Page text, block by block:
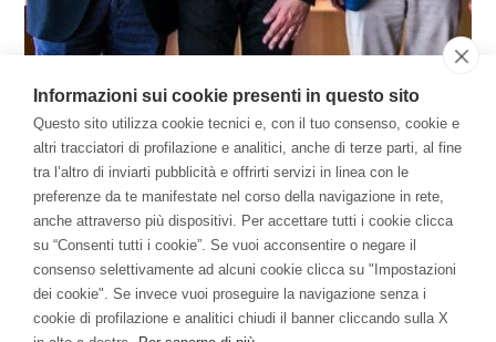
Happygenetica
Il Libro
Per una Economia della Consapevolezza: come la
meditazione ha cambiato me e l'azienda.
Informazioni sui cookie presenti in questo sito
Questo sito utilizza cookie tecnici e, con il tuo consenso, cookie e
altri tracciatori di profilazione e analitici, anche di terze parti, al fine
tra l’altro di inviarti pubblicità e offrirti servizi in linea con le
preferenze da te manifestate nel corso della navigazione in rete,
anche attraverso più dispositivi. Per accettare tutti i cookie clicca
su “Consenti tutti i cookie”. Se vuoi acconsentire o negare il
consenso selettivamente ad alcuni cookie clicca su "Impostazioni
dei cookie". Se invece vuoi proseguire la navigazione senza i
cookie di profilazione e analitici chiudi il banner cliccando sulla X